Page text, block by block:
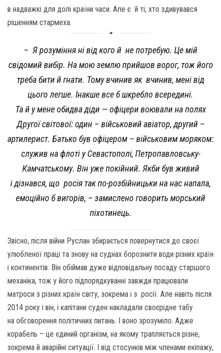
в надважкі для долі країни часи. Але є й ті, хто здивувався
рішенням стармеха.
– Я розуміння ні від кого й не потребую. Це мій
свідомий вибір. На мою землю прийшов ворог, тож його
треба бити й гнати. Тому вчинив як вчинив, мені від
цього легше. Інакше все б шкребло всередині.
Та й у мене обидва діди — офіцери воювали на полях
Другої світової: один – військовий авіатор, другий –
артилерист. Батько був офіцером – військовим моряком:
служив на флоті у Севастополі, Петропавловську-
Камчатському. Він уже покійний. Якби був живий
і дізнався, що росія так по-розбійницьки на нас напала,
емоційно б вигорів, – замислено говорить морський
піхотинець.
Звісно, після війни Руслан збирається повернутися до своєї
улюбленої праці та знову на суднах борознити води різних країн
і континентів. Він обіймав дуже відповідальну посаду старшого
механіка, тож у його підпорядкуванні завжди працювали
матроси з різних країн світу, зокрема і з росії. Але навіть після
2014 року і він, і капітани суден накладали своєрідне табу
на обговорення політичних питань. І воно зрозуміло. Адже
корабель – це єдиний організм, на якому трапляється різне,
зокрема й аварійні ситуації. І від стосунків між членами екіпажу,